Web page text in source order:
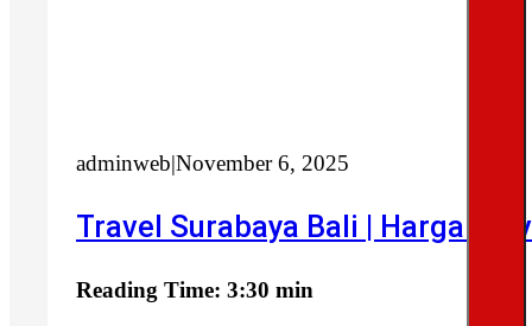
adminweb|November 6, 2025
Travel Surabaya Bali | Harga
Reading Time: 3:30 min